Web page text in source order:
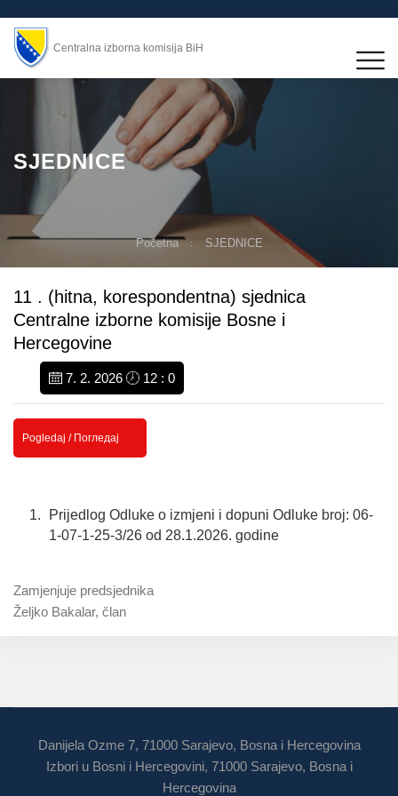
Centralna izborna komisija BiH
SJEDNICE
Početna SJEDNICE
11 . (hitna, korespondentna) sjednica
Centralne izborne komisije Bosne i
Hercegovine
7. 2. 2026 12 : 0
Pogledaj / Погледај
Prijedlog Odluke o izmjeni i dopuni Odluke broj: 06-
1-07-1-25-3/26 od 28.1.2026. godine
Zamjenjuje predsjednika
Željko Bakalar, član
Danijela Ozme 7, 71000 Sarajevo, Bosna i Hercegovina
Izbori u Bosni i Hercegovini, 71000 Sarajevo, Bosna i
Hercegovina